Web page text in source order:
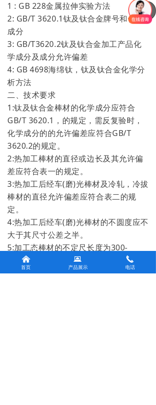
1 : GB 228金属拉伸实验方法
2: GB/T 3620.1钛及钛合金牌号和化学
成分
3: GB/T3620.2钛及钛合金加工产品化
学成分及成分允许偏差
4: GB 4698海绵钛，钛及钛合金化学分
析方法
二、技术要求
1:钛及钛合金棒材的化学成分应符合
GB/T 3620.1，的规定，需反复验时，
化学成分的的允许偏差应符合GB/T
3620.2的规定。
2:热加工棒材的直径或边长及其允许偏
差应符合表一的规定。
3:热加工后经车(磨)光棒材及冷轧，冷拔
棒材的直径允许偏差应符合表二的规
定。
4:热加工后经车(磨)光棒材的不圆度应不
大于其尺寸公差之半。
5:加工态棒材的不定尺长度为300-
6000mm,退火状态棒材不定尺长度为
300-2000mm，定尺或倍尺长度应在不
낀
首页
뀵
产品展示
끅
电话
녠